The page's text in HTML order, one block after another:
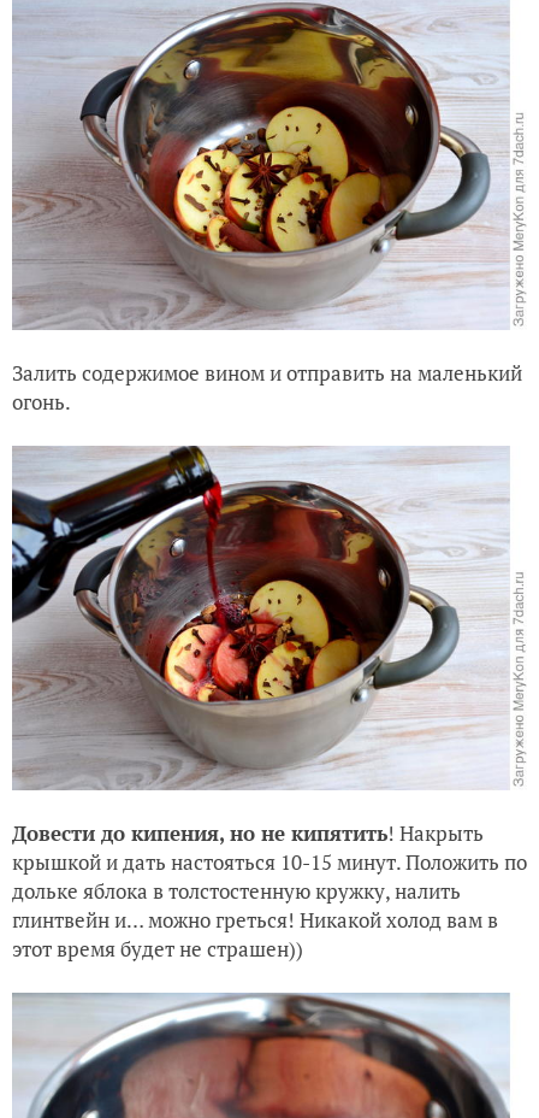
Залить содержимое вином и отправить на маленький
огонь.
Довести до кипения, но не кипятить! Накрыть
крышкой и дать настояться 10-15 минут. Положить по
дольке яблока в толстостенную кружку, налить
глинтвейн и… можно греться! Никакой холод вам в
этот время будет не страшен))